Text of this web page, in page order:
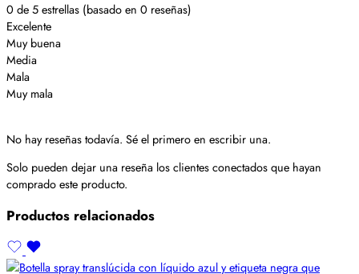
0 de 5 estrellas (basado en 0 reseñas)
Excelente
Muy buena
Media
Mala
Muy mala
No hay reseñas todavía. Sé el primero en escribir una.
Solo pueden dejar una reseña los clientes conectados que hayan
comprado este producto.
Productos relacionados